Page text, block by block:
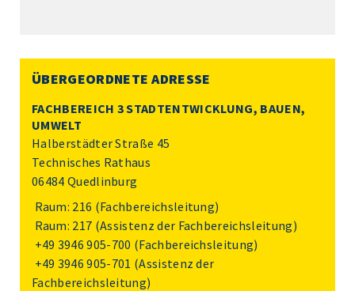
ÜBERGEORDNETE ADRESSE
FACHBEREICH 3 STADTENTWICKLUNG, BAUEN,
UMWELT
Halberstädter Straße 45
Technisches Rathaus
06484 Quedlinburg
Raum: 216 (Fachbereichsleitung)
Raum: 217 (Assistenz der Fachbereichsleitung)
+49 3946 905-700 (Fachbereichsleitung)
+49 3946 905-701 (Assistenz der
Fachbereichsleitung)